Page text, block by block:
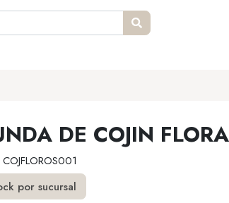
DE COJIN
COJFLOROS001
por sucursal